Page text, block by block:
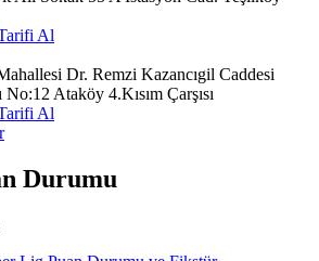
Al
Dr. Remzi Kazancıgil Caddesi
No:12 Ataköy 4.Kısım Çarşısı
Al
Durumu